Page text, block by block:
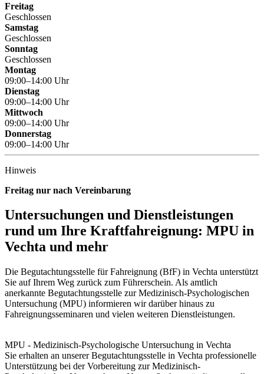
Freitag
Geschlossen
Samstag
Geschlossen
Sonntag
Geschlossen
Montag
09:00–14:00 Uhr
Dienstag
09:00–14:00 Uhr
Mittwoch
09:00–14:00 Uhr
Donnerstag
09:00–14:00 Uhr
Hinweis
Freitag nur nach Vereinbarung
Untersuchungen und Dienstleistungen
rund um Ihre Kraftfahreignung: MPU in
Vechta und mehr
Die Begutachtungsstelle für Fahreignung (BfF) in Vechta unterstützt
Sie auf Ihrem Weg zurück zum Führerschein. Als amtlich
anerkannte Begutachtungsstelle zur Medizinisch-Psychologischen
Untersuchung (MPU) informieren wir darüber hinaus zu
Fahreignungsseminaren und vielen weiteren Dienstleistungen.
MPU - Medizinisch-Psychologische Untersuchung in Vechta
Sie erhalten an unserer Begutachtungsstelle in Vechta professionelle
Unterstützung bei der Vorbereitung zur Medizinisch-